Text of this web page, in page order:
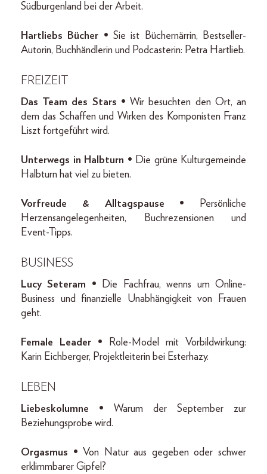
Südburgenland bei der Arbeit.
Hartliebs Bücher • Sie ist Büchernärrin, Bestseller-
Autorin, Buchhändlerin und Podcasterin: Petra Hartlieb.
FREIZEIT
Das Team des Stars •Wir besuchten den Ort, an
dem das Schaffen und Wirken des Komponisten Franz
Liszt fortgeführt wird.
Unterwegs in Halbturn • Die grüne Kulturgemeinde
Halbturn hat viel zu bieten.
Vorfreude & Alltagspause •
Persönliche
Herzensangelegenheiten, Buchrezensionen und
Event-Tipps.
BUSINESS
Lucy Seteram • Die Fachfrau, wenns um Online-
Business und finanzielle Unabhängigkeit von Frauen
geht.
Female Leader •
Role-Model mit Vorbildwirkung:
Karin Eichberger, Projektleiterin bei Esterhazy.
LEBEN
Liebeskolumne • Warum der September zur
Beziehungsprobe wird.
Orgasmus • Von Natur aus gegeben oder schwer
erklimmbarer Gipfel?